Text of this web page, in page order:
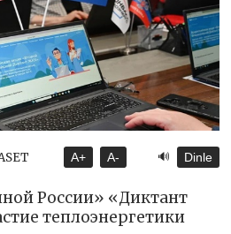
A+ A- 🔊 Dinle
России» «Диктант
теплоэнергетики